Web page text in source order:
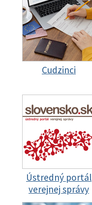
Cudzinci
Ústredný portál
verejnej správy